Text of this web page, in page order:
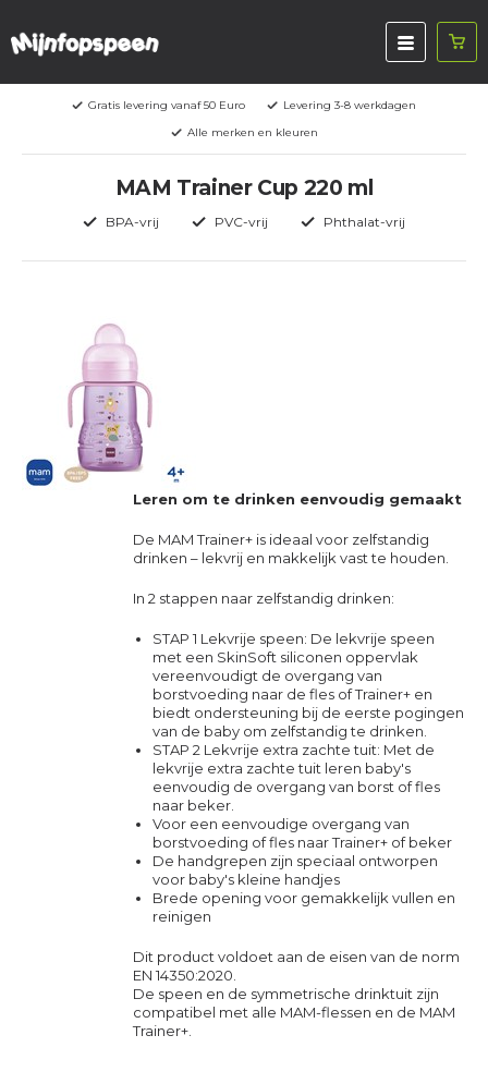
Gratis levering vanaf 50 Euro
Levering 3-8 werkdagen
Alle merken en kleuren
MAM Trainer Cup 220 ml
BPA-vrij PVC-vrij Phthalat-vrij
Leren om te drinken eenvoudig gemaakt
De MAM Trainer+ is ideaal voor zelfstandig
drinken – lekvrij en makkelijk vast te houden.
In 2 stappen naar zelfstandig drinken:
STAP 1 Lekvrije speen: De lekvrije speen
met een SkinSoft siliconen oppervlak
vereenvoudigt de overgang van
borstvoeding naar de fles of Trainer+ en
biedt ondersteuning bij de eerste pogingen
van de baby om zelfstandig te drinken.
STAP 2 Lekvrije extra zachte tuit: Met de
lekvrije extra zachte tuit leren baby's
eenvoudig de overgang van borst of fles
naar beker.
Voor een eenvoudige overgang van
borstvoeding of fles naar Trainer+ of beker
De handgrepen zijn speciaal ontworpen
voor baby's kleine handjes
Brede opening voor gemakkelijk vullen en
reinigen
Dit product voldoet aan de eisen van de norm
EN 14350:2020.
De speen en de symmetrische drinktuit zijn
compatibel met alle MAM-flessen en de MAM
Trainer+.